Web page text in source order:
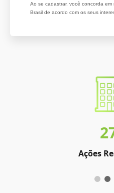
Ao se cadastrar, você concorda
Brasil de acordo com os seus
Ações